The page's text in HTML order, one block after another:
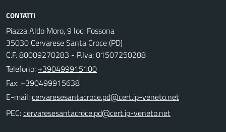
CONTATTI
Piazza Aldo Moro, 9 loc. Fossona
35030 Cervarese Santa Croce (PD)
C.F. 80009270283 - P.Iva: 01507250288
Telefono: +390499915100
Fax: +390499915638
E-mail:
PEC: